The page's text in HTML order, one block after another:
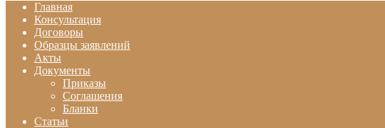
Главная
Консультация
Договоры
Образцы заявлений
Акты
Документы
Приказы
Соглашения
Бланки
Статьи